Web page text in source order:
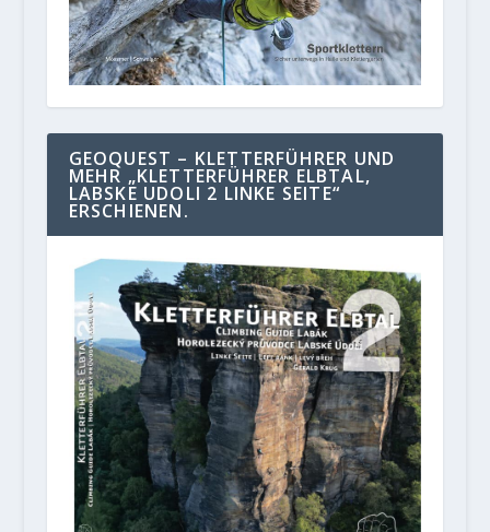
GEOQUEST – KLETTERFÜHRER UND
MEHR „KLETTERFÜHRER ELBTAL,
LABSKE UDOLI 2 LINKE SEITE“
ERSCHIENEN.